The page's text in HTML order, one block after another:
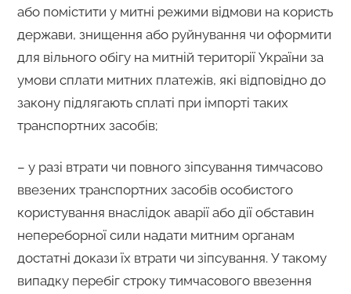
або помістити у митні режими відмови на користь
держави, знищення або руйнування чи оформити
для вільного обігу на митній території України за
умови сплати митних платежів, які відповідно до
закону підлягають сплаті при імпорті таких
транспортних засобів;
– у разі втрати чи повного зіпсування тимчасово
ввезених транспортних засобів особистого
користування внаслідок аварії або дії обставин
непереборної сили надати митним органам
достатні докази їх втрати чи зіпсування. У такому
випадку перебіг строку тимчасового ввезення